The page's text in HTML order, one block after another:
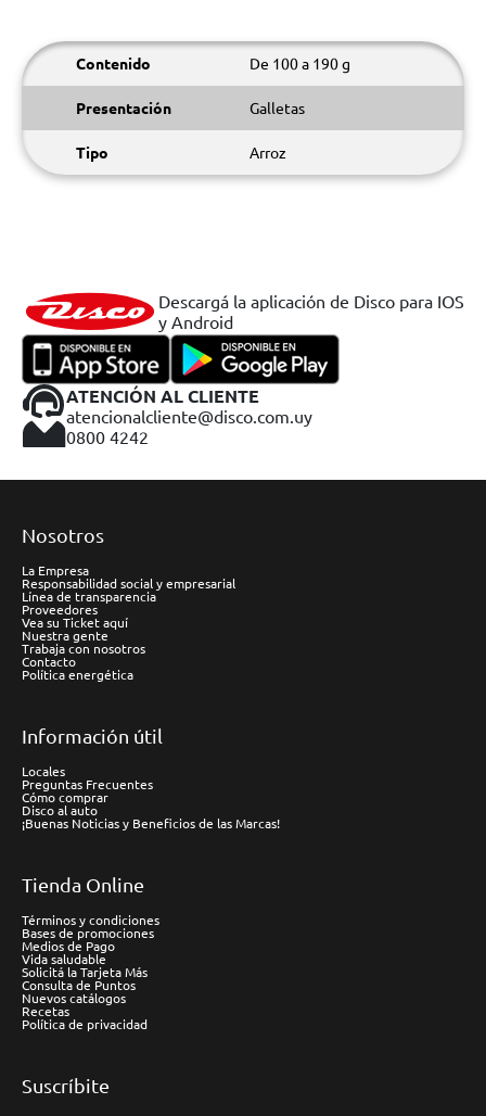
Contenido De 100 a 190 g
Presentación Galletas
Tipo Arroz
Descargá la aplicación de Disco para IOS
y Android
ATENCIÓN AL CLIENTE
atencionalcliente@disco.com.uy
0800 4242
Nosotros
La Empresa
Responsabilidad social y empresarial
Línea de transparencia
Proveedores
Vea su Ticket aquí
Nuestra gente
Trabaja con nosotros
Contacto
Política energética
Información útil
Locales
Preguntas Frecuentes
Cómo comprar
Disco al auto
¡Buenas Noticias y Beneficios de las Marcas!
Tienda Online
Términos y condiciones
Bases de promociones
Medios de Pago
Vida saludable
Solicitá la Tarjeta Más
Consulta de Puntos
Nuevos catálogos
Recetas
Política de privacidad
Suscríbite